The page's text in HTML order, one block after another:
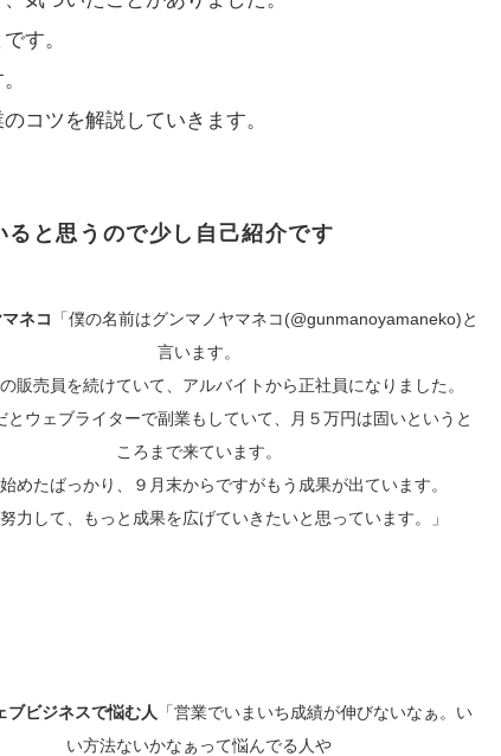
す。
コツを解説していきます。
と思うので少し自己紹介です
ネコ
「僕の名前はグンマノヤマネコ(@gunmanoyamaneko)と
言います。
販売員を続けていて、アルバイトから正社員になりました。
とウェブライターで副業もしていて、月５万円は固いというと
ころまで来ています。
めたばっかり、９月末からですがもう成果が出ています。
力して、もっと成果を広げていきたいと思っています。」
ブビジネスで悩む人
「営業でいまいち成績が伸びないなぁ。い
い方法ないかなぁって悩んでる人や